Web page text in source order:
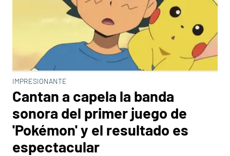
IMPRESIONANTE
Cantan a capela la banda
sonora del primer juego de
'Pokémon' y el resultado es
espectacular